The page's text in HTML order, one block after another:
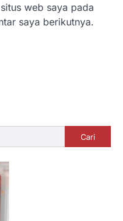
web saya pada
saya berikutnya.
Cari